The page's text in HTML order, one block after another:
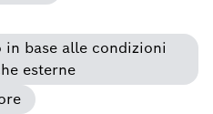
base alle condizioni
esterne